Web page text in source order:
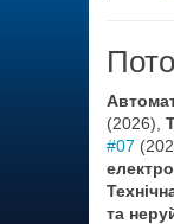
(2026),
#07
та